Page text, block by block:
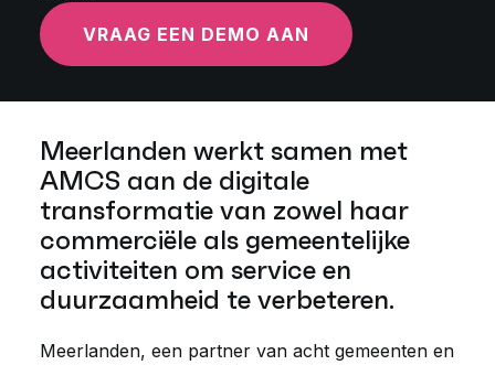
VRAAG EEN DEMO AAN
Meerlanden werkt samen met
AMCS aan de digitale
transformatie van zowel haar
commerciële als gemeentelijke
activiteiten om service en
duurzaamheid te verbeteren.
Meerlanden, een partner van acht gemeenten en